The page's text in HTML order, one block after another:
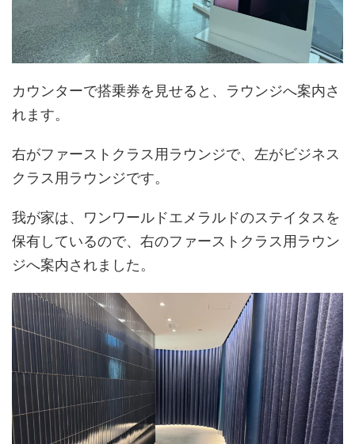
カウンターで搭乗券を見せると、ラウンジへ案内さ
れます。
右がファーストクラス用ラウンジで、左がビジネス
クラス用ラウンジです。
我が家は、ワンワールドエメラルドのステイタスを
保有しているので、右のファーストクラス用ラウン
ジへ案内されました。